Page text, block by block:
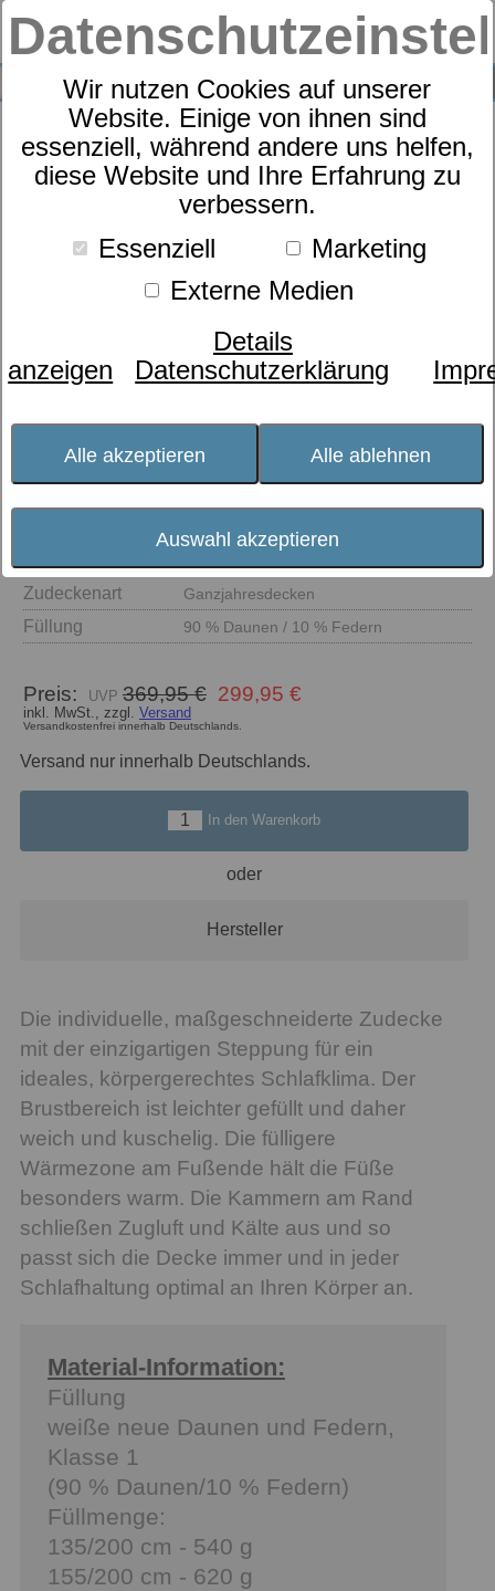
Wir nutzen Cookies auf unserer
Website. Einige von ihnen sind
essenziell, während andere uns helfen,
diese Website und Ihre Erfahrung zu
verbessern.
Essenziell
Marketing
Externe Medien
Details
anzeigen
Datenschutzerklärung
Alle akzeptieren Alle ablehnen
Auswahl akzeptieren
SUCHE
0
Sympathica Kuschelbett
Daune medium
Zudeckenart
Ganzjahresdecken
Füllung 90 % Daunen / 10 % Federn
Preis: 369,95 € 299,95 €
inkl. MwSt., zzgl. Versand
Versandkostenfrei innerhalb Deutschlands.
Versand nur innerhalb Deutschlands.
In den Warenkorb
oder
Hersteller
Die individuelle, maßgeschneiderte Zudecke
mit der einzigartigen Steppung für ein
ideales, körpergerechtes Schlafklima. Der
Brustbereich ist leichter gefüllt und daher
weich und kuschelig. Die fülligere
Wärmezone am Fußende hält die Füße
besonders warm. Die Kammern am Rand
schließen Zugluft und Kälte aus und so
passt sich die Decke immer und in jeder
Schlafhaltung optimal an Ihren Körper an.
Material-Information:
Füllung
weiße neue Daunen und Federn,
Klasse 1
(90 % Daunen/10 % Federn)
Füllmenge:
135/200 cm - 540 g
155/200 cm - 620 g